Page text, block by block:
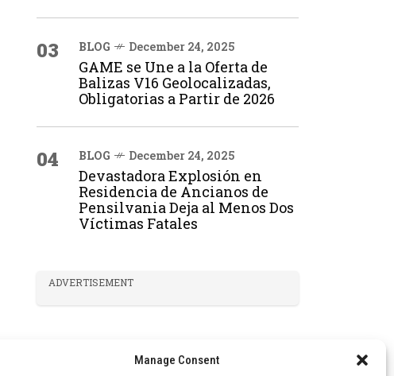
Manage Consent
03 BLOG December 24, 2025
GAME se Une a la Oferta de
Balizas V16 Geolocalizadas,
Obligatorias a Partir de 2026
04 BLOG December 24, 2025
Devastadora Explosión en
Residencia de Ancianos de
Pensilvania Deja al Menos Dos
Víctimas Fatales
ADVERTISEMENT